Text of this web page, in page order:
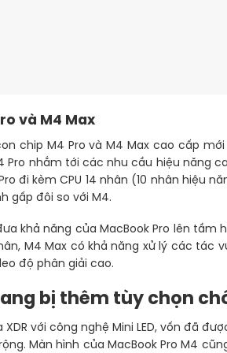
và M4 Max
chip M4 Pro và M4 Max cao cấp
Pro nhắm tới các nhu cầu hiệu năng
đi kèm CPU 14 nhân (10 nhân hiệu
gấp đôi so với M4.
khả năng của MacBook Pro lên tầm
M4 Max có khả năng xử lý các tác
độ phân giải cao.
bị thêm tùy chọn
với công nghệ Mini LED, vốn đã
Màn hình của MacBook Pro M4